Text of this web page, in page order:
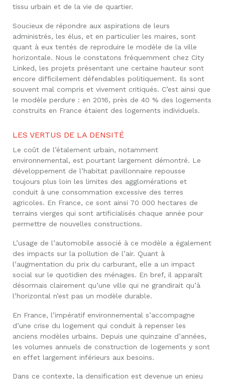
tissu urbain et de la vie de quartier.
Soucieux de répondre aux aspirations de leurs
administrés, les élus, et en particulier les maires, sont
quant à eux tentés de reproduire le modèle de la ville
horizontale. Nous le constatons fréquemment chez City
Linked, les projets présentant une certaine hauteur sont
encore difficilement défendables politiquement. Ils sont
souvent mal compris et vivement critiqués. C’est ainsi que
le modèle perdure : en 2016, près de 40 % des logements
construits en France étaient des logements individuels.
LES VERTUS DE LA DENSITÉ
Le coût de l’étalement urbain, notamment
environnemental, est pourtant largement démontré. Le
développement de l’habitat pavillonnaire repousse
toujours plus loin les limites des agglomérations et
conduit à une consommation excessive des terres
agricoles. En France, ce sont ainsi 70 000 hectares de
terrains vierges qui sont artificialisés chaque année pour
permettre de nouvelles constructions.
L’usage de l’automobile associé à ce modèle a également
des impacts sur la pollution de l’air. Quant à
l’augmentation du prix du carburant, elle a un impact
social sur le quotidien des ménages. En bref, il apparaît
désormais clairement qu’une ville qui ne grandirait qu’à
l’horizontal n’est pas un modèle durable.
En France, l’impératif environnemental s’accompagne
d’une crise du logement qui conduit à repenser les
anciens modèles urbains. Depuis une quinzaine d’années,
les volumes annuels de construction de logements y sont
en effet largement inférieurs aux besoins.
Dans ce contexte, la densification est devenue un enjeu